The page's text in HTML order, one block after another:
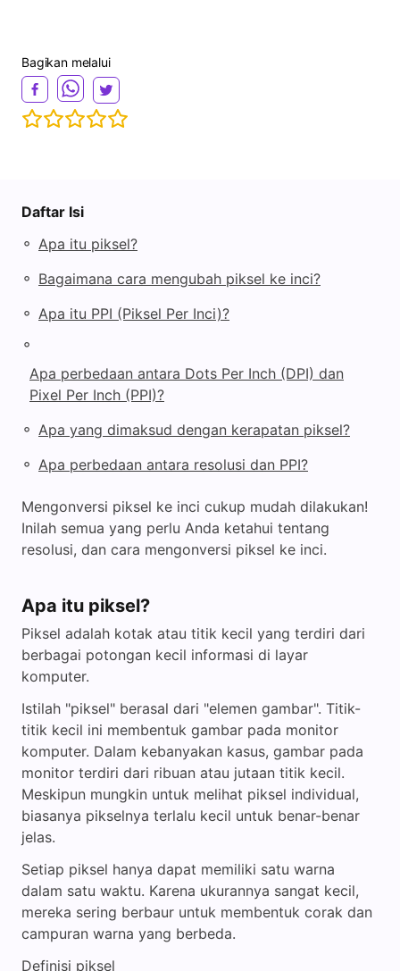
Bagikan melalui
Daftar Isi
◦ Apa itu piksel?
◦ Bagaimana cara mengubah piksel ke inci?
◦ Apa itu PPI (Piksel Per Inci)?
◦
Apa perbedaan antara Dots Per Inch (DPI) dan
Pixel Per Inch (PPI)?
◦ Apa yang dimaksud dengan kerapatan piksel?
◦ Apa perbedaan antara resolusi dan PPI?
Mengonversi piksel ke inci cukup mudah dilakukan!
Inilah semua yang perlu Anda ketahui tentang
resolusi, dan cara mengonversi piksel ke inci.
Apa itu piksel?
Piksel adalah kotak atau titik kecil yang terdiri dari
berbagai potongan kecil informasi di layar
komputer.
Istilah "piksel" berasal dari "elemen gambar". Titik-
titik kecil ini membentuk gambar pada monitor
komputer. Dalam kebanyakan kasus, gambar pada
monitor terdiri dari ribuan atau jutaan titik kecil.
Meskipun mungkin untuk melihat piksel individual,
biasanya pikselnya terlalu kecil untuk benar-benar
jelas.
Setiap piksel hanya dapat memiliki satu warna
dalam satu waktu. Karena ukurannya sangat kecil,
mereka sering berbaur untuk membentuk corak dan
campuran warna yang berbeda.
Definisi piksel